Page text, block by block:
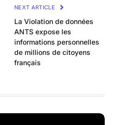
NEXT ARTICLE
La Violation de données
ANTS expose les
informations personnelles
de millions de citoyens
français